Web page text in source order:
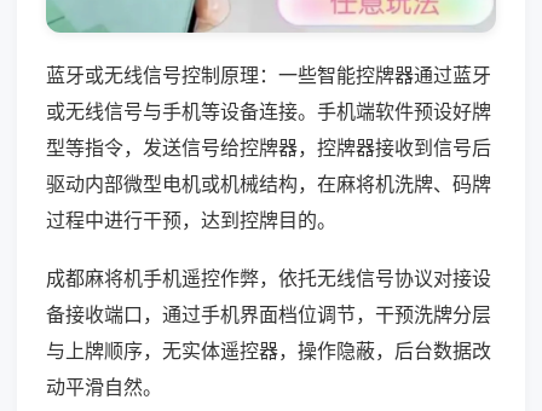
蓝牙或无线信号控制原理：一些智能控牌器通过蓝牙
或无线信号与手机等设备连接。手机端软件预设好牌
型等指令，发送信号给控牌器，控牌器接收到信号后
驱动内部微型电机或机械结构，在麻将机洗牌、码牌
过程中进行干预，达到控牌目的。
成都麻将机手机遥控作弊，依托无线信号协议对接设
备接收端口，通过手机界面档位调节，干预洗牌分层
与上牌顺序，无实体遥控器，操作隐蔽，后台数据改
动平滑自然。